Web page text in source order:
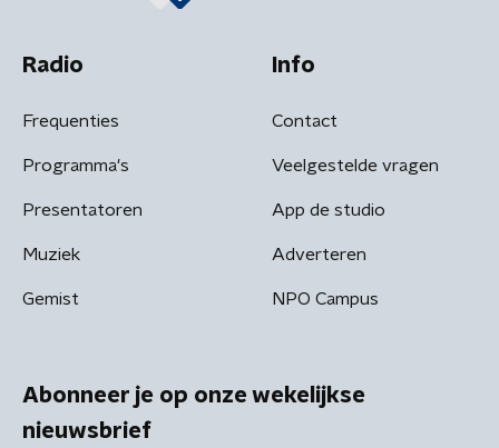
Radio
Frequenties
Programma's
Presentatoren
Muziek
Gemist
Info
Contact
Veelgestelde vragen
App de studio
Adverteren
NPO Campus
Abonneer je op onze wekelijkse
nieuwsbrief